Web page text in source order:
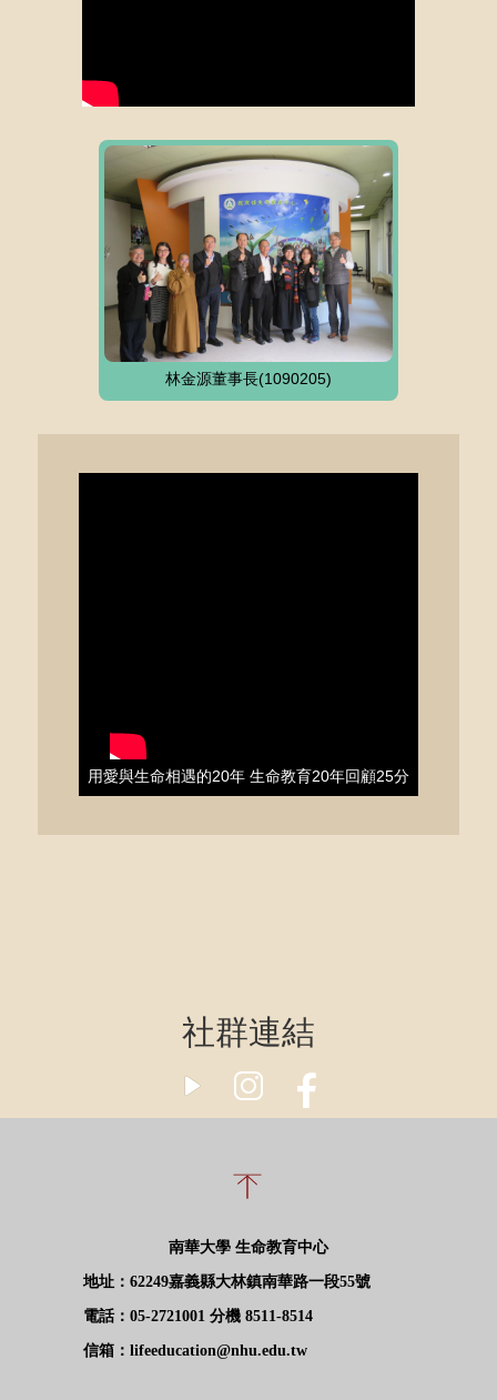
林金源董事長(1090205)
用愛與生命相遇的20年 生命教育20年回顧25分
社群連結
南華大學 生命教育中心
地址：62249嘉義縣大林鎮南華路一段55號
電話：05-2721001 分機 8511-8514
信箱：lifeeducation@nhu.edu.tw